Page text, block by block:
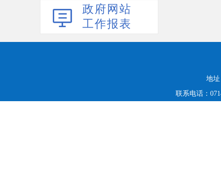
政府网站
工作报表
地
联系电话：